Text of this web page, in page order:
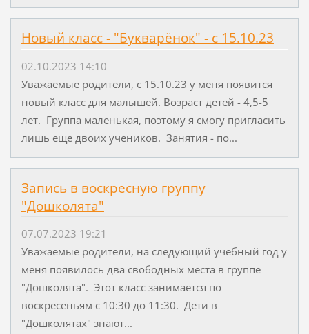
Новый класс - "Букварёнок" - с 15.10.23
02.10.2023 14:10
Уважаемые родители, с 15.10.23 у меня появится
новый класс для малышей. Возраст детей - 4,5-5
лет. Группа маленькая, поэтому я смогу пригласить
лишь еще двоих учеников. Занятия - по...
Запись в воскресную группу
"Дошколята"
07.07.2023 19:21
Уважаемые родители, на следующий учебный год у
меня появилось два свободных места в группе
"Дошколята". Этот класс занимается по
воскресеньям с 10:30 до 11:30. Дети в
"Дошколятах" знают...